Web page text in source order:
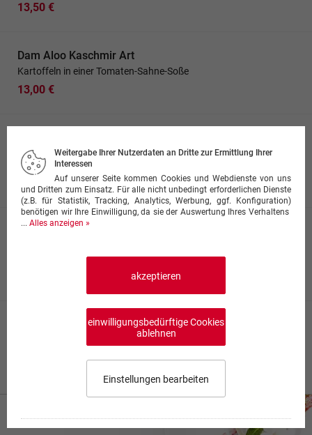
13,50 €
Dam Aloo Kaschmir Art
Kartoffeln in einer Tomaten-Sahne-Soße
13,00 €
Allerlei Gemüse der Saison, mit Joghurt und Gewürzen
gebraten
13,50 €
Malay Kofta
aus Tomaten und Sahne
Bhindi Masala
Okraschoten mit Zwiebeln, Tomaten, Ingwer, Knoblauch
Weitergabe Ihrer Nutzerdaten an Dritte zur Ermittlung Ihrer
Interessen
Auf unserer Seite kommen Cookies und Webdienste von uns
und Dritten zum Einsatz. Für alle nicht unbedingt erforderlichen Dienste
(z.B. für Statistik, Tracking, Analytics, Werbung, ggf. Konfiguration)
benötigen wir Ihre Einwilligung, da sie der Auswertung Ihres Verhaltens
... Alles anzeigen »
akzeptieren
einwilligungsbedürftige Cookies
ablehnen
Einstellungen bearbeiten